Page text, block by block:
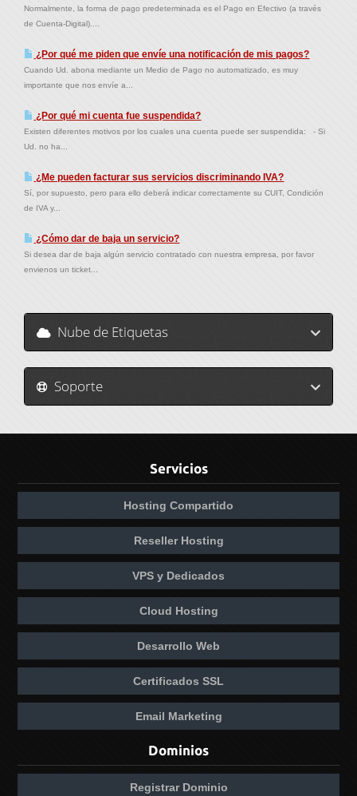
Normalmente, la forma de pago predeterminada es el Pago en Efectivo (a través
de Cuenta-Digital)....
¿Por qué me piden que envíe una notificación de mis pagos?
Cuando Ud. abona mediante un Medio de Pago no automatizado, es muy
importante que nos envíe a...
¿Por qué mi cuenta fue suspendida?
Existen diferentes motivos por los cuales una cuenta puede ser suspendida: - Si
Ud. no ha...
¿Me pueden facturar sus servicios discriminando IVA?
Sí, por supuesto, pero para ello deberá indicar correctamente su CUIT, Condición
de IVA y...
¿Cómo dar de baja un servicio?
Si desea dar de baja algún servicio contratado con nuestra empresa, por favor
envienos un ticket...
Nube de Etiquetas
Soporte
Servicios
Hosting Compartido
Reseller Hosting
VPS y Dedicados
Cloud Hosting
Desarrollo Web
Certificados SSL
Email Marketing
Dominios
Registrar Dominio